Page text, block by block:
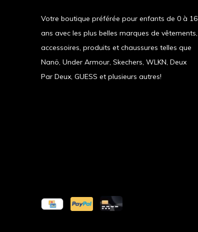
Votre boutique préférée pour enfants de 0 à 16
ans avec les plus belles marques de vêtements,
accessoires, produits et chaussures telles que
Nanö, Under Armour, Skechers, WLKN, Deux
Par Deux, GUESS et plusieurs autres!